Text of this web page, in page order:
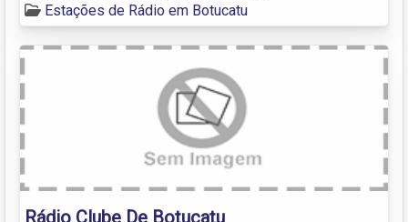
Estações de Rádio em Botucatu
Rádio Clube De Botucatu